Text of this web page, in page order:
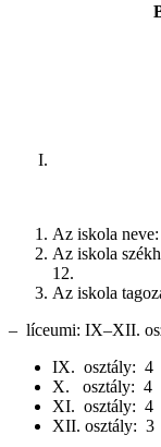
Az iskola neve:
Az iskola
12.
Az iskola
– líceumi: IX–XII.
IX. osztály: 4
X. osztály: 4
XI. osztály: 4
XII. osztály: 3